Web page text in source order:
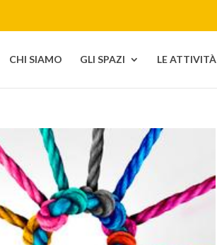
CHI SIAMO GLI SPAZI LE ATTIVITÀ